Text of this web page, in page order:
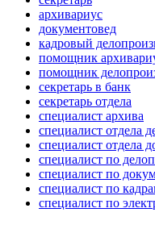
архивариус
документовед
кадровый
помощник
помощник
секретарь в банк
секретарь отдела
специалист архива
специалист отдела
специалист отдела
специалист по
специалист по
специалист по
специалист по